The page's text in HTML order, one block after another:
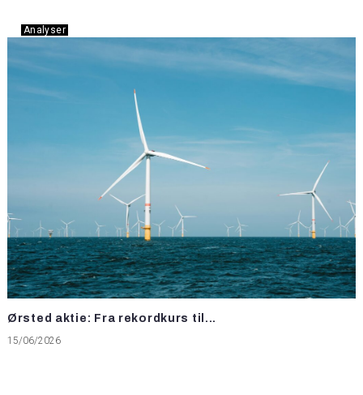
Analyser
Ørsted aktie: Fra rekordkurs til...
15/06/2026